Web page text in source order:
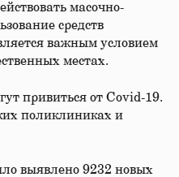
масочно-
средств
важным условием
местах.
привиться от Covid-19.
поликлиниках и
выявлено 9232 новых